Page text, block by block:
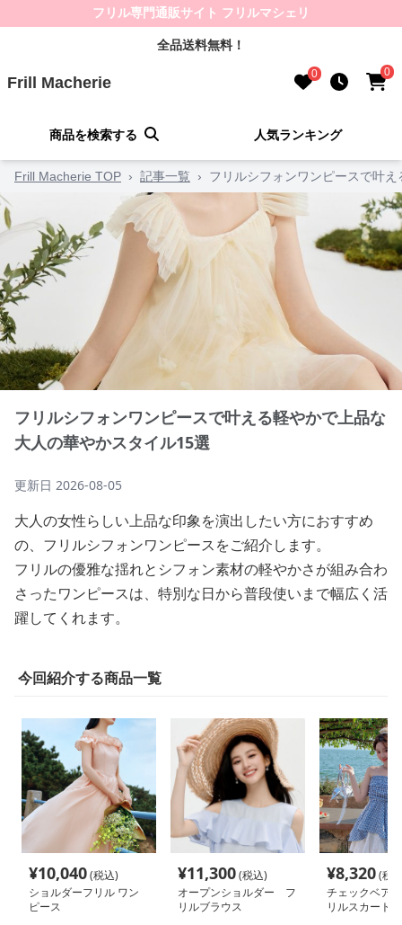
フリル専門通販サイト フリルマシェリ
全品送料無料！
Frill Macherie 0 0
商品を検索する 人気ランキング
Frill Macherie TOP › 記事一覧 › フリルシフォンワンピースで叶
フリルシフォンワンピースで叶える軽やかで上品な
大人の華やかスタイル15選
更新日 2026-08-05
大人の女性らしい上品な印象を演出したい方におすすめ
の、フリルシフォンワンピースをご紹介します。
フリルの優雅な揺れとシフォン素材の軽やかさが組み合わ
さったワンピースは、特別な日から普段使いまで幅広く活
躍してくれます。
今回紹介する商品一覧
¥10,040(税込)
ショルダーフリル ワン
ピース
¥11,300(税込)
オープンショルダー フ
リルブラウス
¥8,320(税
チェックベア
リルスカート